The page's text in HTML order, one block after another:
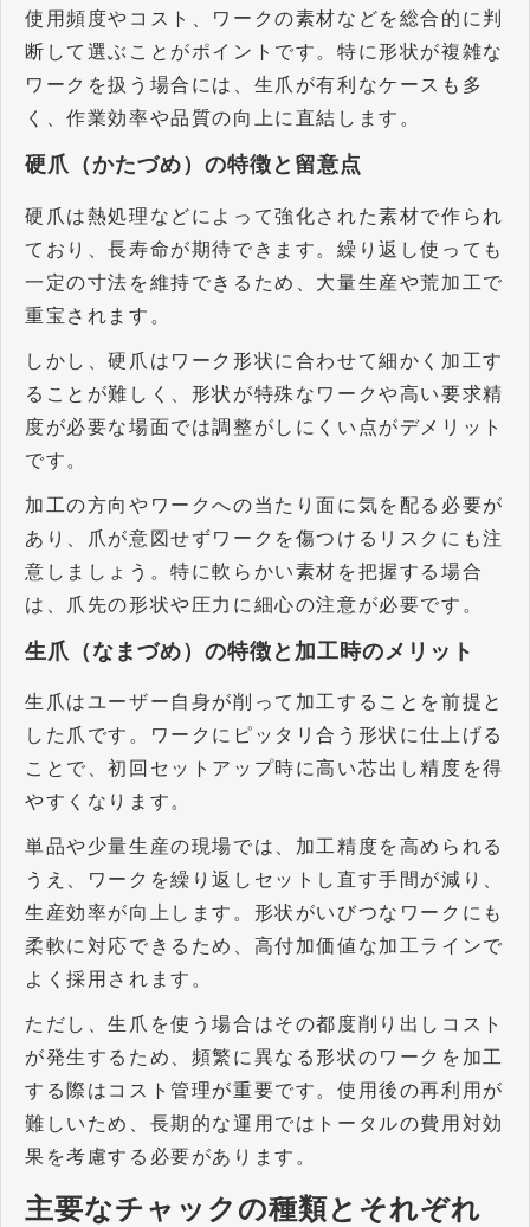
使用頻度やコスト、ワークの素材などを総合的に判
断して選ぶことがポイントです。特に形状が複雑な
ワークを扱う場合には、生爪が有利なケースも多
く、作業効率や品質の向上に直結します。
硬爪（かたづめ）の特徴と留意点
硬爪は熱処理などによって強化された素材で作られ
ており、長寿命が期待できます。繰り返し使っても
一定の寸法を維持できるため、大量生産や荒加工で
重宝されます。
しかし、硬爪はワーク形状に合わせて細かく加工す
ることが難しく、形状が特殊なワークや高い要求精
度が必要な場面では調整がしにくい点がデメリット
です。
加工の方向やワークへの当たり面に気を配る必要が
あり、爪が意図せずワークを傷つけるリスクにも注
意しましょう。特に軟らかい素材を把握する場合
は、爪先の形状や圧力に細心の注意が必要です。
生爪（なまづめ）の特徴と加工時のメリット
生爪はユーザー自身が削って加工することを前提と
した爪です。ワークにピッタリ合う形状に仕上げる
ことで、初回セットアップ時に高い芯出し精度を得
やすくなります。
単品や少量生産の現場では、加工精度を高められる
うえ、ワークを繰り返しセットし直す手間が減り、
生産効率が向上します。形状がいびつなワークにも
柔軟に対応できるため、高付加価値な加工ラインで
よく採用されます。
ただし、生爪を使う場合はその都度削り出しコスト
が発生するため、頻繁に異なる形状のワークを加工
する際はコスト管理が重要です。使用後の再利用が
難しいため、長期的な運用ではトータルの費用対効
果を考慮する必要があります。
主要なチャックの種類とそれぞれ